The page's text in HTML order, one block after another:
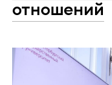
отношений